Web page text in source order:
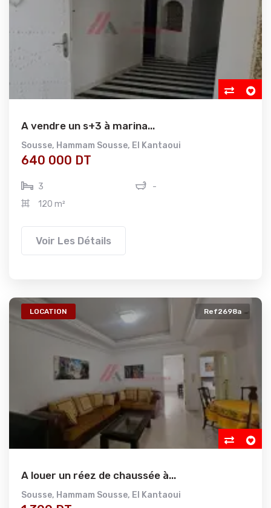
A vendre un s+3 à marina...
Sousse, Hammam Sousse, El Kantaoui
640 000 DT
3
-
120 m²
Voir Les Détails
LOCATION Ref2698a
A louer un réez de chaussée à...
Sousse, Hammam Sousse, El Kantaoui